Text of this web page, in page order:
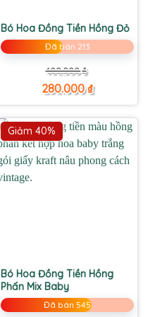
Bó Hoa Đồng Tiền Hồng Đỏ
Đã bán 213
400.000₫
Giá
gốc
là:
400.000 ₫.
280.000₫
Giá
hiện
tại
là:
280.000 ₫.
Giảm 40%
Bó Hoa Đồng Tiền Hồng
Phấn Mix Baby
Đã bán 545